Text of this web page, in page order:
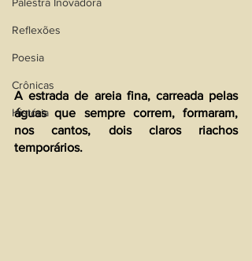
Reflexões
Poesia
Crônicas
História
A estrada de areia fina, carreada pelas
águas que sempre correm, formaram,
nos cantos, dois claros riachos
temporários.